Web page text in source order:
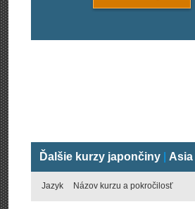
Ďalšie kurzy japončiny
Jazyk Názov kurzu a pokročilosť